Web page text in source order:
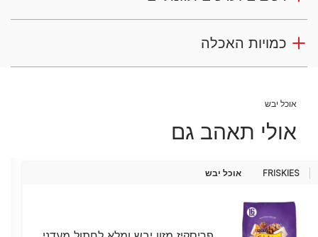
כמויות האכלה
אוכל יבש
אולי תאהב גם
FRISKIES אוכל יבש